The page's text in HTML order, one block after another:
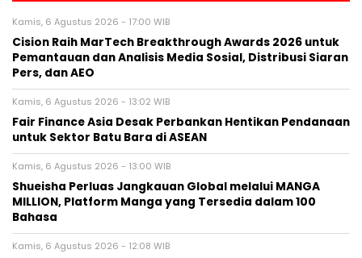
Kamis, 6 Agustus 2026 - 17:00 WIB
Cision Raih MarTech Breakthrough Awards 2026 untuk
Pemantauan dan Analisis Media Sosial, Distribusi Siaran
Pers, dan AEO
Kamis, 6 Agustus 2026 - 13:02 WIB
Fair Finance Asia Desak Perbankan Hentikan Pendanaan
untuk Sektor Batu Bara di ASEAN
Kamis, 6 Agustus 2026 - 13:00 WIB
Shueisha Perluas Jangkauan Global melalui MANGA
MILLION, Platform Manga yang Tersedia dalam 100
Bahasa
Kamis, 6 Agustus 2026 - 12:08 WIB